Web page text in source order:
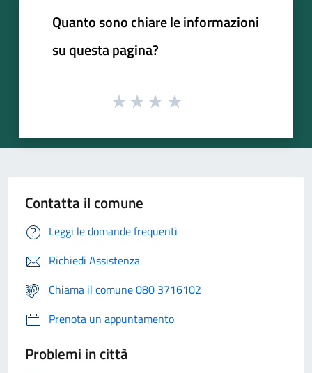
Quanto sono chiare le informazioni
su questa pagina?
Contatta il comune
Leggi le domande frequenti
Richiedi Assistenza
Chiama il comune 080 3716102
Prenota un appuntamento
Problemi in città